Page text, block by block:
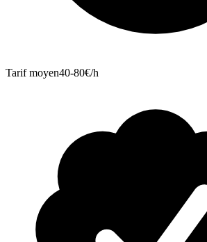
Tarif moyen40-80€/h